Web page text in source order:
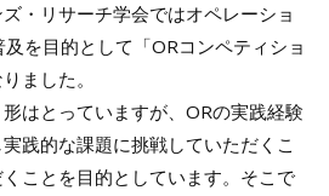
・リサーチ学会ではオペレーショ
を目的として「ORコンペティショ
ました。
はとっていますが、ORの実践経験
践的な課題に挑戦していただくこ
ことを目的としています。そこで